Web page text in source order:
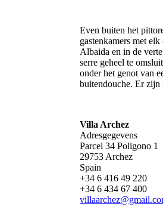
Even buiten het
gastenkamers met
Albaida en in de
serre geheel te
onder het genot van
buitendouche. Er zijn
Villa Archez
Adresgegevens
Parcel 34 Poligono 1
29753 Archez
Spain
+34 6 416 49 220
+34 6 434 67 400